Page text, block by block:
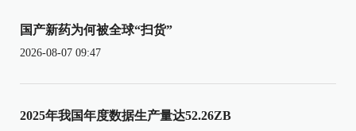
国产新药为何被全球“扫货”
2026-08-07 09:47
2025年我国年度数据生产量达52.26ZB